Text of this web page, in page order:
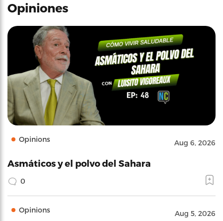
Opiniones
Opinions Aug 6, 2026
Asmáticos y el polvo del Sahara
0
Opinions Aug 5, 2026